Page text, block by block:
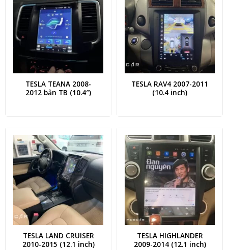
TESLA TEANA 2008-
2012 bản TB (10.4″)
TESLA RAV4 2007-2011
(10.4 inch)
TESLA LAND CRUISER
2010-2015 (12.1 inch)
TESLA HIGHLANDER
2009-2014 (12.1 inch)